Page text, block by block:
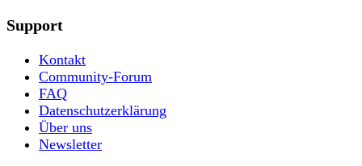
Support
Kontakt
Community-Forum
FAQ
Datenschutzerklärung
Über uns
Newsletter